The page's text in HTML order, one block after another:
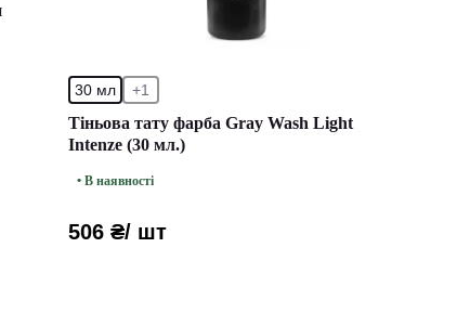
30 мл +1
Тіньова тату фарба Gray Wash Light
Intenze (30 мл.)
• В наявності
506 ₴/ шт